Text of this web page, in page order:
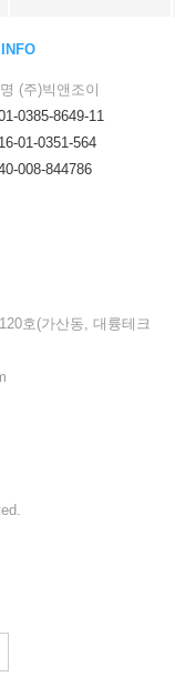
(주)빅앤조이
0385-8649-11
01-0351-564
008-844786
호(가산동, 대륭테크